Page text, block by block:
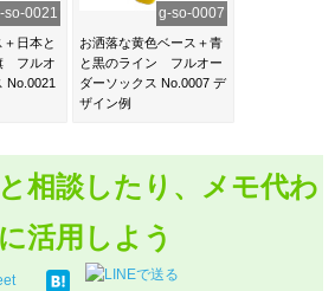
so-0021
日本と
フルオ
No.0021
g-so-0007
お洒落な黄色ベース＋青
と黒のライン フルオー
ダーソックス No.0007 デ
ザイン例
相談したり、メモ代わ
活用しよう